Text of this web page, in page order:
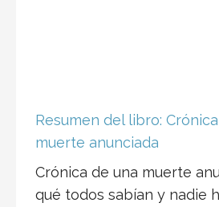
Resumen del libro:
muerte anunciada
Crónica de una muerte
qué todos sabían y nadie